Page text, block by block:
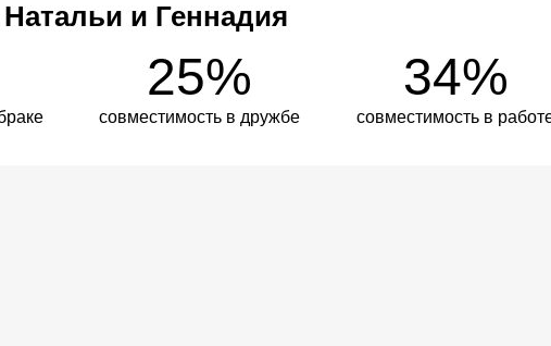
и Геннадия
25%
совместимость в дружбе
34%
совместимость в